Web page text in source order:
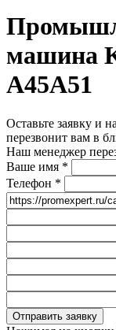
машина
A45A51
Оставьте заявку и
перезвонит вам в
Наш менеджер
Ваше имя *
Телефон *
Отправить заявку